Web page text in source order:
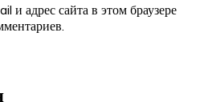
и адрес сайта в этом браузере